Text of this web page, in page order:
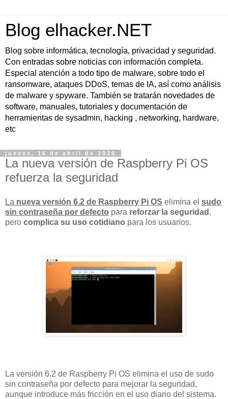
Blog elhacker.NET
Blog sobre informática, tecnología, privacidad y seguridad.
Con entradas sobre noticias con información completa.
Especial atención a todo tipo de malware, sobre todo el
ransomware, ataques DDoS, temas de IA, así como análisis
de malware y spyware. También se tratarán novedades de
software, manuales, tutoriales y documentación de
herramientas de sysadmin, hacking , networking, hardware,
etc
jueves, 16 de abril de 2026
La nueva versión de Raspberry Pi OS
refuerza la seguridad
La nueva versión 6.2 de Raspberry Pi OS elimina el sudo
sin contraseña por defecto para reforzar la seguridad ,
pero complica su uso cotidiano para los usuarios.
La versión 6.2 de Raspberry Pi OS elimina el uso de sudo
sin contraseña por defecto para mejorar la seguridad,
aunque introduce más fricción en el uso diario del sistema.